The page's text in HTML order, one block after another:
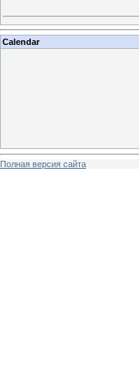
Calendar
Полная версия сайта